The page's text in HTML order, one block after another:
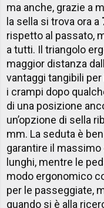
ma anche, grazie a
la sella si trova ora a
rispetto al passato,
a tutti. Il triangolo
maggior distanza
vantaggi tangibili
i crampi dopo
di una posizione
un’opzione di sella
mm. La seduta è
garantire il
lunghi, mentre le
modo ergonomico
per le passeggiate,
quando si è alla